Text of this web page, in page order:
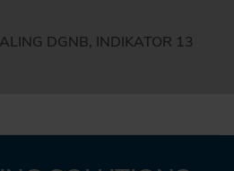
DGNB, INDIKATOR 13